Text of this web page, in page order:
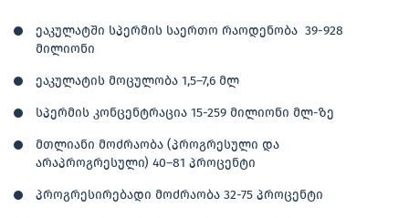
ეაკულატში სპერმის საერთო რაოდენობა 39-928
მილიონი
ეაკულატის მოცულობა 1,5–7,6 მლ
სპერმის კონცენტრაცია 15-259 მილიონი მლ-ზე
მთლიანი მოძრაობა (პროგრესული და
არაპროგრესული) 40–81 პროცენტი
პროგრესირებადი მოძრაობა 32-75 პროცენტი